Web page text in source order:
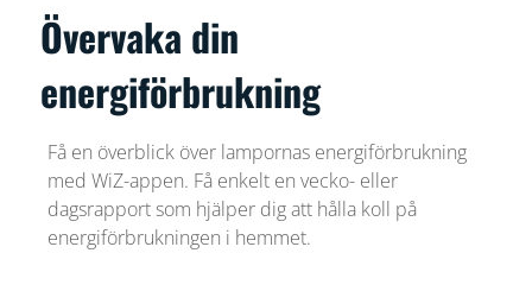
Övervaka din
energiförbrukning
Få en överblick över lampornas energiförbrukning
med WiZ-appen. Få enkelt en vecko- eller
dagsrapport som hjälper dig att hålla koll på
energiförbrukningen i hemmet.